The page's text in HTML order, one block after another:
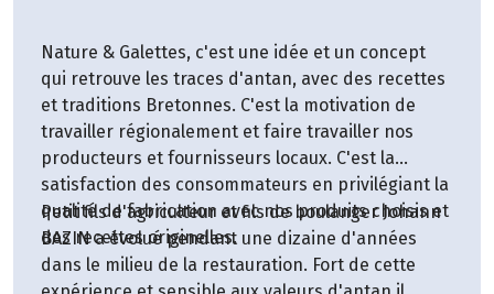
Nature & Galettes, c'est une idée et un concept
qui retrouve les traces d'antan, avec des recettes
et traditions Bretonnes. C'est la motivation de
travailler régionalement et faire travailler nos
producteurs et fournisseurs locaux. C'est la
satisfaction des consommateurs en privilégiant la
qualité de fabrication avec nos produits choisis et
des recettes originelles.
Petit fils d'agriculteur et fils de boulanger Johann
BAZIN a évolué pendant une dizaine d'années
dans le milieu de la restauration. Fort de cette